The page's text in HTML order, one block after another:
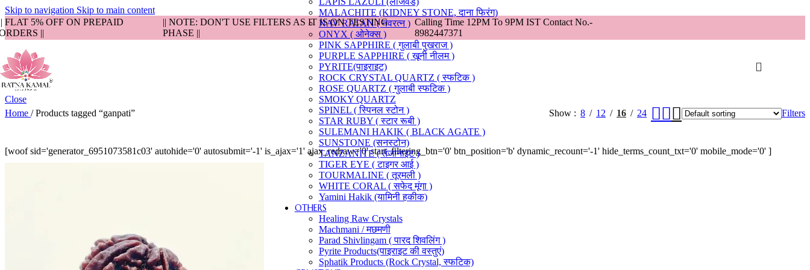
Skip to navigation Skip to main content
FLAT 5% OFF ON PREPAID
||
|| NOTE: DON'T USE FILTERS AS IT IS ON TESTING
PHASE ||
Calling Time 12PM To 9PM IST Contact No.-
8982447371
MALACHITE (KIDNEY STONE, दाना फिरंग)
NAV RATAN ( नवरत्न )
ONYX ( ओनेक्स )
PINK SAPPHIRE ( गुलाबी पुखराज )
PURPLE SAPPHIRE ( खूनी नीलम )
PYRITE(पाइराइट)
ROCK CRYSTAL QUARTZ ( स्फटिक )
ROSE QUARTZ ( गुलाबी स्फटिक )
SMOKY QUARTZ
SPINEL ( स्पिनल स्टोन )
STAR RUBY ( स्टार रूबी )
SULEMANI HAKIK ( BLACK AGATE )
SUNSTONE (सनस्टोन)
TANZANITE ( तंजानाइट )
TIGER EYE ( टाइगर आई )
TOURMALINE ( तूरमली )
WHITE CORAL ( सफेद मूंगा )
Yamini Hakik (यामिनी हकीक)
OTHERS
Healing Raw Crystals
Machmani / मछमणी
Parad Shivlingam ( पारद शिवलिंग )
Pyrite Products(पाइराइट की वस्तुएं)
Sphatik Products (Rock Crystal, स्फटिक)
Close
Home / Products tagged “ganpati” Show 8 12 16 24 Filters
[woof sid='generator_6951073581c03' autohide='0' autosubmit='-1' is_ajax='1' ajax_redraw='0' start_filtering_btn='0' btn_position='b' dynamic_recount='-1' hide_terms_count_txt='0' mobile_mode='0' ]